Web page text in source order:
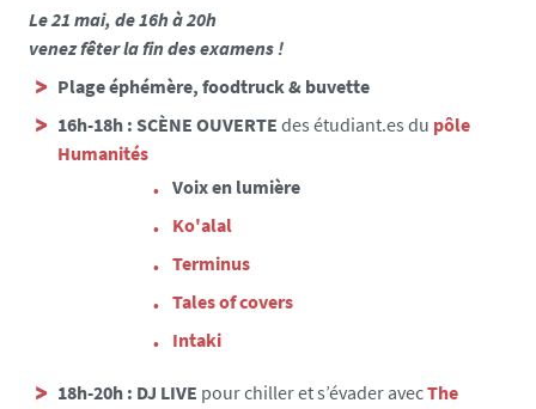
Le 21 mai, de 16h à 20h
venez fêter la fin des examens !
Plage éphémère, foodtruck & buvette
16h-18h : SCÈNE OUVERTE des étudiant.es du pôle
Humanités
Voix en lumière
Ko'alal
Terminus
Tales of covers
Intaki
18h-20h : DJ LIVE pour chiller et s’évader avecThe